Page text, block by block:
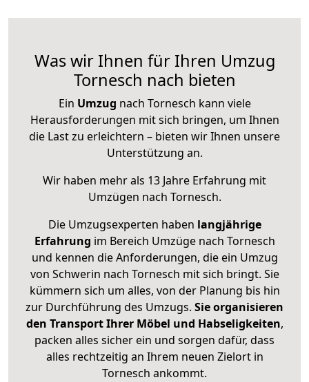
Was wir Ihnen für Ihren Umzug
Tornesch nach bieten
Ein Umzug nach Tornesch kann viele
Herausforderungen mit sich bringen, um Ihnen
die Last zu erleichtern – bieten wir Ihnen unsere
Unterstützung an.
Wir haben mehr als 13 Jahre Erfahrung mit
Umzügen nach Tornesch.
Die Umzugsexperten haben langjährige
Erfahrung im Bereich Umzüge nach Tornesch
und kennen die Anforderungen, die ein Umzug
von Schwerin nach Tornesch mit sich bringt. Sie
kümmern sich um alles, von der Planung bis hin
zur Durchführung des Umzugs. Sie organisieren
den Transport Ihrer Möbel und Habseligkeiten,
packen alles sicher ein und sorgen dafür, dass
alles rechtzeitig an Ihrem neuen Zielort in
Tornesch ankommt.